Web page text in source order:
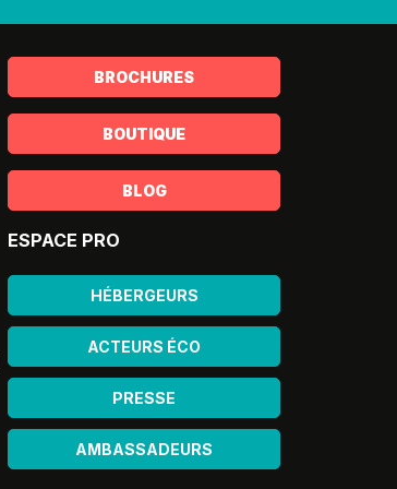
BROCHURES
BOUTIQUE
BLOG
ESPACE PRO
HÉBERGEURS
ACTEURS ÉCO
PRESSE
AMBASSADEURS